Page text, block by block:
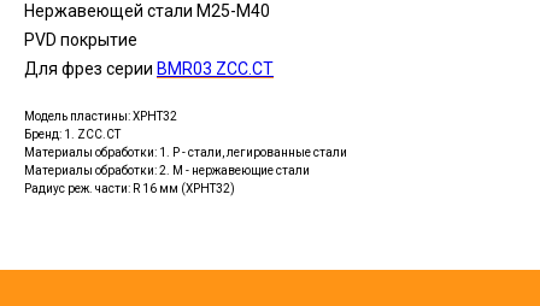
Нержавеющей стали M25-М40
PVD покрытие
Для фрез серии BMR03 ZCC.CT
Модель пластины: XPHT32
Бренд: 1. ZCC.CT
Материалы обработки: 1. P - стали, легированные стали
Материалы обработки: 2. M - нержавеющие стали
Радиус реж. части: R 16 мм (XPHT32)